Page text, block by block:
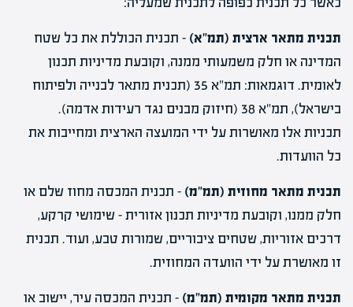
תכנית מתאר ארצית (תמ"א) – תכנית הכוללת את כל שטח
המדינה או חלק משמעותי ממנה, וקובעת מדיניות תכנון
לאומית. דוגמאות: תמ"א 35 (תכנית מתאר לבנייה ולפיתוח
בישראל), תמ"א 38 (חיזוק מבנים נגד רעידות אדמה).
תכניות אלו מאושרות על ידי המועצה הארצית ומחייבות את
כל הוועדות.
תכנית מתאר מחוזית (תמ"מ) – תכנית המכסה מחוז שלם או
חלק ממנו, וקובעת מדיניות תכנון אזורית – שימושי קרקע,
דרכים אזוריות, שטחים ציבוריים, שמורות טבע, ועוד. תכנית
זו מאושרת על ידי הוועדה המחוזית.
תכנית מתאר מקומית (תמ"מ) – תכנית המכסה עיר, יישוב או